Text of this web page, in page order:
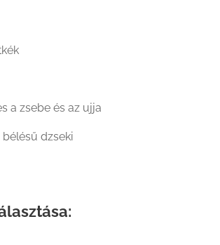
a zsebe és az ujja
dzseki